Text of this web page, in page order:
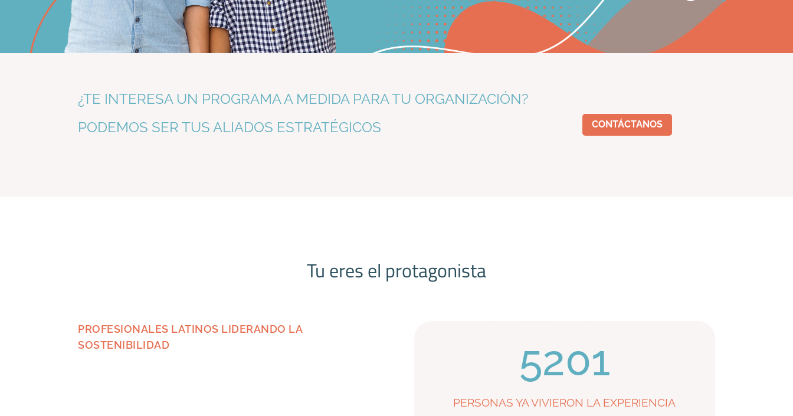
¿TE INTERESA UN PROGRAMA A MEDIDA PARA TU ORGANIZACIÓN?
PODEMOS SER TUS ALIADOS ESTRATÉGICOS
CONTÁCTANOS
Tu eres el protagonista
PROFESIONALES LATINOS LIDERANDO LA
SOSTENIBILIDAD
5201
PERSONAS YA VIVIERON LA EXPERIENCIA